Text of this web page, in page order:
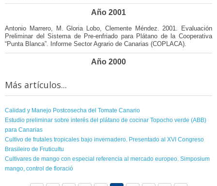
Año 2001
Antonio Marrero, M. Gloria Lobo, Clemente Méndez. 2001. Evaluación
Preliminar del Sistema de Pre-enfriado para Plátano de la Cooperativa
“Punta Blanca”. Informe Sector Agrario de Canarias (COPLACA).
Año 2000
Más artículos...
Calidad y Manejo Postcosecha del Tomate Canario
Estudio preliminar sobre interés del plátano de cocinar Topocho verde (ABB)
para Canarias
Cultivo de frutales tropicales bajo invernadero. Presentado al XVI Congreso
Brasileiro de Fruticultu
Cultivares de mango con especial referencia al mercado europeo. Simposium
mango, control de floració